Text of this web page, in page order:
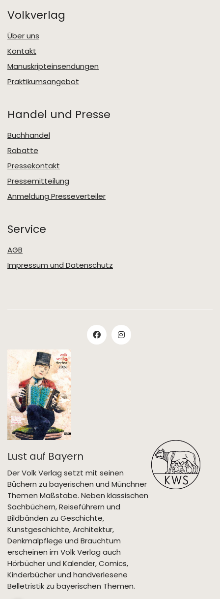
Volkverlag
Über uns
Kontakt
Manuskripteinsendungen
Praktikumsangebot
Handel und Presse
Buchhandel
Rabatte
Pressekontakt
Pressemitteilung
Anmeldung Presseverteiler
Service
AGB
Impressum und Datenschutz
Lust auf Bayern
Der Volk Verlag setzt mit seinen
Büchern zu bayerischen und Münchner
Themen Maßstäbe. Neben klassischen
Sachbüchern, Reiseführern und
Bildbänden zu Geschichte,
Kunstgeschichte, Architektur,
Denkmalpflege und Brauchtum
erscheinen im Volk Verlag auch
Hörbücher und Kalender, Comics,
Kinderbücher und handverlesene
Belletristik zu bayerischen Themen.